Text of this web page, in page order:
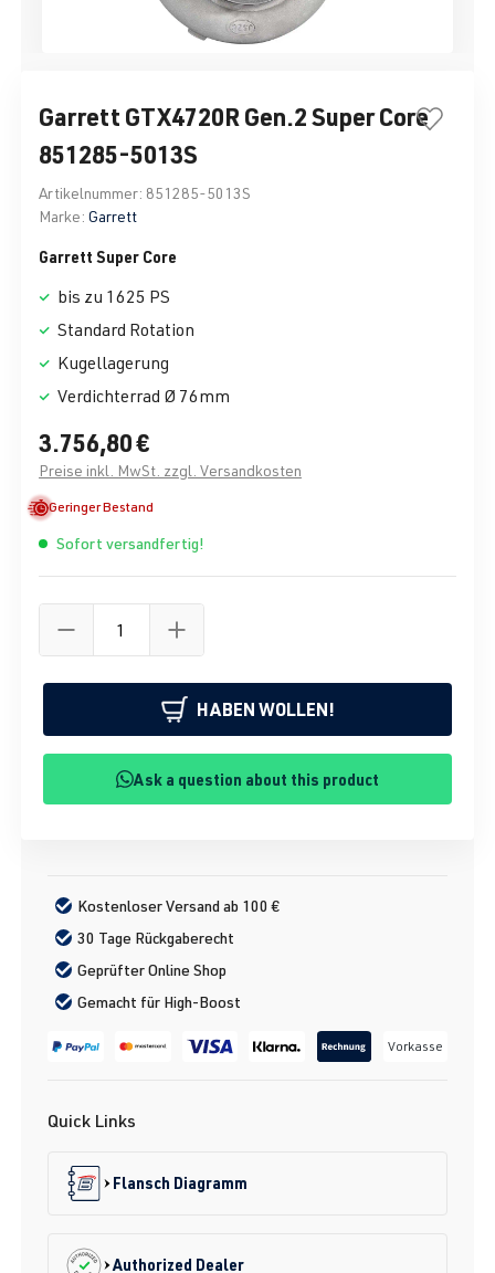
Garrett GTX4720R Gen.2 Super Core
851285-5013S
Artikelnummer: 851285-5013S
Marke: Garrett
Garrett Super Core
bis zu 1625 PS
Standard Rotation
Kugellagerung
Verdichterrad Ø 76mm
3.756,80 €
Preise inkl. MwSt. zzgl. Versandkosten
Geringer Bestand
Sofort versandfertig!
HABEN WOLLEN!
Ask a question about this product
Kostenloser Versand ab 100 €
30 Tage Rückgaberecht
Geprüfter Online Shop
Gemacht für High-Boost
Vorkasse
Quick Links
Flansch Diagramm
Authorized Dealer